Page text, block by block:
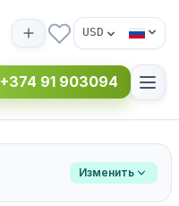
USD
+374 91 903094
Изменить